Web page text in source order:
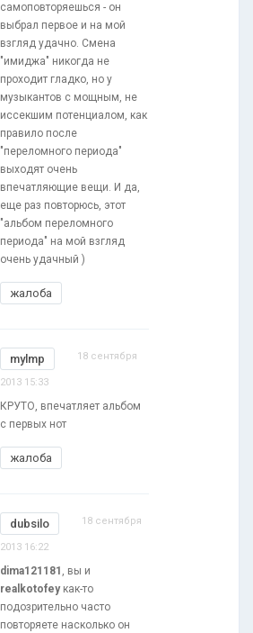
самоповторяешься - он
выбрал первое и на мой
взгляд удачно. Смена
"имиджа" никогда не
проходит гладко, но у
музыкантов с мощным, не
иссекшим потенциалом, как
правило после
"переломного периода"
выходят очень
впечатляющие вещи. И да,
еще раз повторюсь, этот
"альбом переломного
периода" на мой взгляд
очень удачный )
жалоба
mylmp 18 сентября
2013 15:33
КРУТО, впечатляет альбом
с первых нот
жалоба
dubsilo 18 сентября
2013 16:22
dima121181 , вы и
realkotofeyкак-то
подозрительно часто
повторяете насколько он